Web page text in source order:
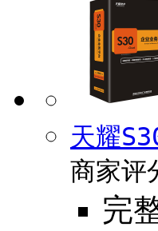
天耀
商家评
完